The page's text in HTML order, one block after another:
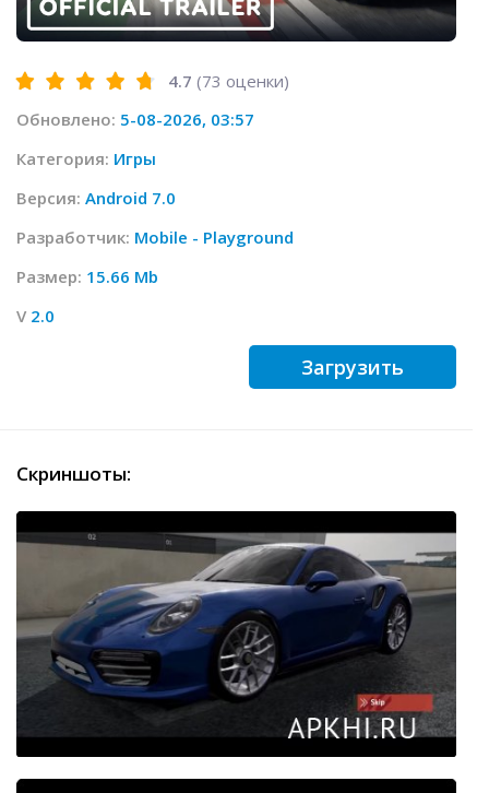
4.7 (73 оценки)
Обновлено: 5-08-2026, 03:57
Категория: Игры
Версия: Android 7.0
Разработчик: Mobile - Playground
Размер: 15.66 Mb
V 2.0
Загрузить
Скриншоты: